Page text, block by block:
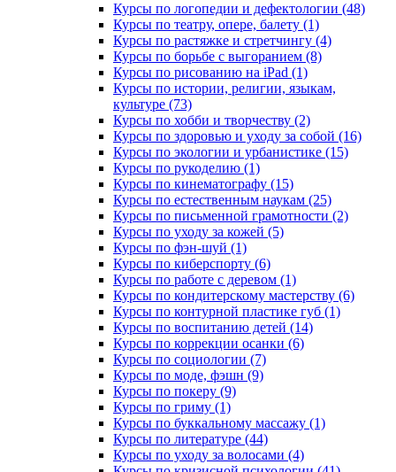
Курсы по логопедии и дефектологии (48)
Курсы по театру, опере, балету (1)
Курсы по растяжке и стретчингу (4)
Курсы по борьбе с выгоранием (8)
Курсы по рисованию на iPad (1)
Курсы по истории, религии, языкам,
культуре (73)
Курсы по хобби и творчеству (2)
Курсы по здоровью и уходу за собой (16)
Курсы по экологии и урбанистике (15)
Курсы по рукоделию (1)
Курсы по кинематографу (15)
Курсы по естественным наукам (25)
Курсы по письменной грамотности (2)
Курсы по уходу за кожей (5)
Курсы по фэн-шуй (1)
Курсы по киберспорту (6)
Курсы по работе с деревом (1)
Курсы по кондитерскому мастерству (6)
Курсы по контурной пластике губ (1)
Курсы по воспитанию детей (14)
Курсы по коррекции осанки (6)
Курсы по социологии (7)
Курсы по моде, фэшн (9)
Курсы по покеру (9)
Курсы по гриму (1)
Курсы по буккальному массажу (1)
Курсы по литературе (44)
Курсы по уходу за волосами (4)